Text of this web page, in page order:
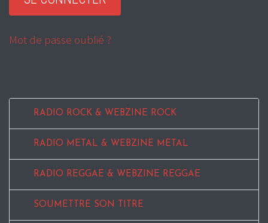
Mot de passe oublié ?
RADIO ROCK & WEBZINE ROCK
RADIO METAL & WEBZINE METAL
RADIO REGGAE & WEBZINE REGGAE
SOUMETTRE SON TITRE